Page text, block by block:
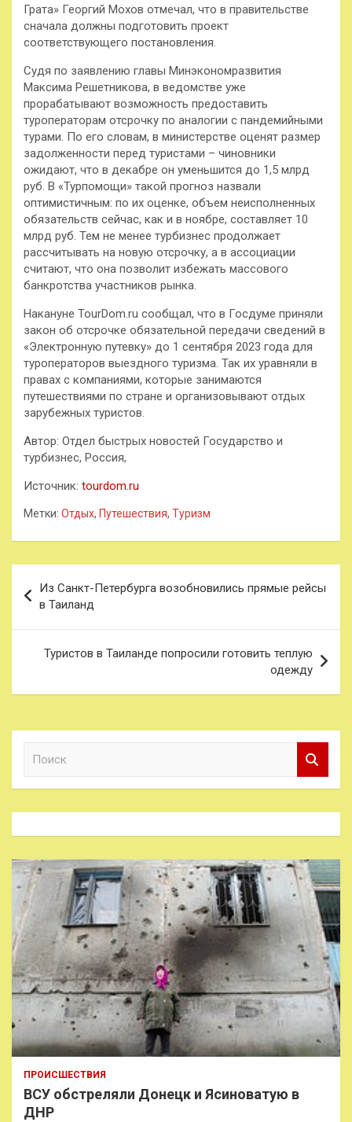
Грата» Георгий Мохов отмечал, что в правительстве
сначала должны подготовить проект
соответствующего постановления.
Судя по заявлению главы Минэкономразвития
Максима Решетникова, в ведомстве уже
прорабатывают возможность предоставить
туроператорам отсрочку по аналогии с пандемийными
турами. По его словам, в министерстве оценят размер
задолженности перед туристами – чиновники
ожидают, что в декабре он уменьшится до 1,5 млрд
руб. В «Турпомощи» такой прогноз назвали
оптимистичным: по их оценке, объем неисполненных
обязательств сейчас, как и в ноябре, составляет 10
млрд руб. Тем не менее турбизнес продолжает
рассчитывать на новую отсрочку, а в ассоциации
считают, что она позволит избежать массового
банкротства участников рынка.
Накануне TourDom.ru сообщал, что в Госдуме приняли
закон об отсрочке обязательной передачи сведений в
«Электронную путевку» до 1 сентября 2023 года для
туроператоров выездного туризма. Так их уравняли в
правах с компаниями, которые занимаются
путешествиями по стране и организовывают отдых
зарубежных туристов.
Автор: Отдел быстрых новостей Государство и
турбизнес, Россия,
Источник: tourdom.ru
Метки: Отдых, Путешествия, Туризм
по
записям
Из Санкт-Петербурга возобновились прямые рейсы
в Таиланд
Туристов в Таиланде попросили готовить теплую
одежду
к
ПРОИСШЕСТВИЯ
ВСУ обстреляли Донецк и Ясиноватую в
ДНР